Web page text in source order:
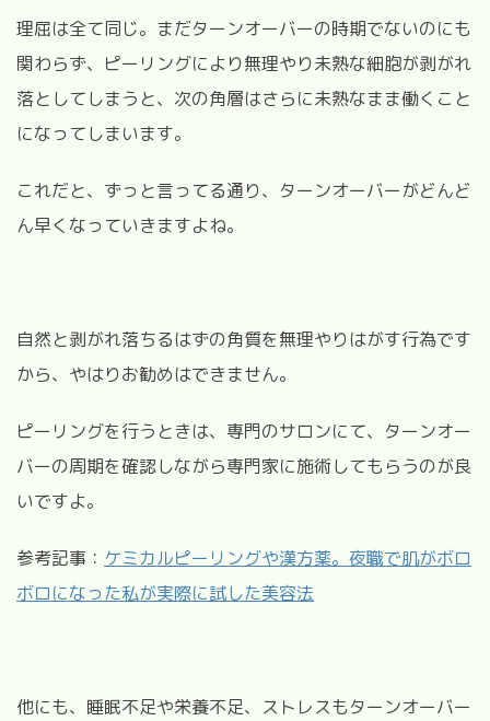
理屈は全て同じ。まだターンオーバーの時期でないのにも
関わらず、ピーリングにより無理やり未熟な細胞が剥がれ
落としてしまうと、次の角層はさらに未熟なまま働くこと
になってしまいます。
これだと、ずっと言ってる通り、ターンオーバーがどんど
ん早くなっていきますよね。
自然と剥がれ落ちるはずの角質を無理やりはがす行為です
から、やはりお勧めはできません。
ピーリングを行うときは、専門のサロンにて、ターンオー
バーの周期を確認しながら専門家に施術してもらうのが良
いですよ。
参考記事： ケミカルピーリングや漢方薬。夜職で肌がボロ
ボロになった私が実際に試した美容法
他にも、睡眠不足や栄養不足、ストレスもターンオーバー